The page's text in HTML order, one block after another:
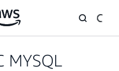
MYSQL